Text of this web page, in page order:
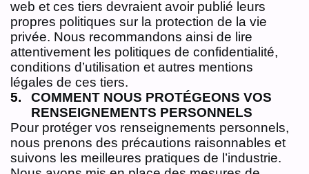
web et ces tiers devraient avoir publié leurs
propres politiques sur la protection de la vie
privée. Nous recommandons ainsi de lire
attentivement les politiques de confidentialité,
conditions d’utilisation et autres mentions
légales de ces tiers.
COMMENT NOUS PROTÉGEONS VOS
RENSEIGNEMENTS PERSONNELS
Pour protéger vos renseignements personnels,
nous prenons des précautions raisonnables et
suivons les meilleures pratiques de l’industrie.